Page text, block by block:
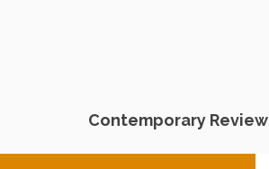
Contemporary Review